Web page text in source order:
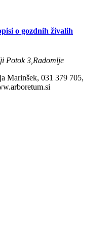
o gozdnih živalih
Potok 3,Radomlje
Marinšek, 031 379 705,